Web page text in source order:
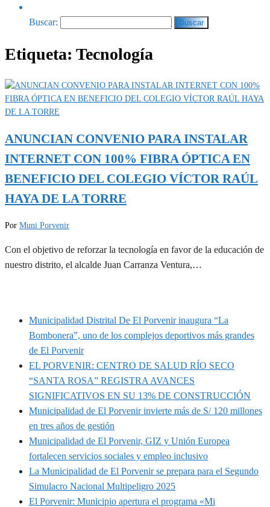
Buscar:
Etiqueta: Tecnología
ANUNCIAN CONVENIO PARA INSTALAR
INTERNET CON 100% FIBRA ÓPTICA EN
BENEFICIO DEL COLEGIO VÍCTOR RAÚL
HAYA DE LA TORRE
Por Muni Porvenir
Con el objetivo de reforzar la tecnología en favor de la educación de
nuestro distrito, el alcalde Juan Carranza Ventura,…
Municipalidad Distrital De El Porvenir inaugura “La
Bombonera”, uno de los complejos deportivos más grandes
de El Porvenir
EL PORVENIR: CENTRO DE SALUD RÍO SECO
“SANTA ROSA” REGISTRA AVANCES
SIGNIFICATIVOS EN SU 13% DE CONSTRUCCIÓN
Municipalidad de El Porvenir invierte más de S/ 120 millones
en tres años de gestión
Municipalidad de El Porvenir, GIZ y Unión Europea
fortalecen servicios sociales y empleo inclusivo
La Municipalidad de El Porvenir se prepara para el Segundo
Simulacro Nacional Multipeligro 2025
El Porvenir: Municipio apertura el programa «Mi